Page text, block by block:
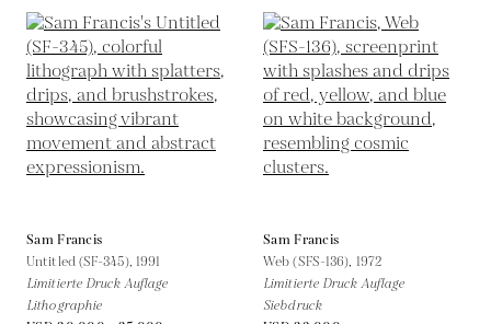
Sam Francis
Untitled (SF-345), 1991
Limitierte Druck Auflage
Lithographie
Sam Francis
Web (SFS-136), 1972
Limitierte Druck Auflage
Siebdruck